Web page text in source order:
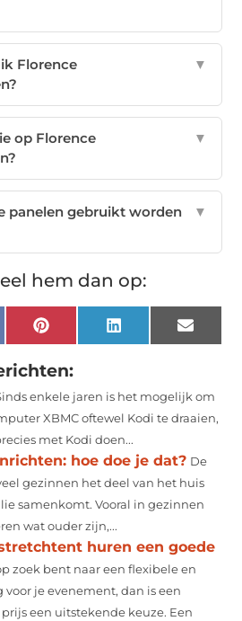
Florence
▼
op Florence
▼
panelen gebruikt worden
▼
hem dan op:
Pinterest LinkedIn Email
enkele jaren is het mogelijk om
XBMC oftewel Kodi te draaien,
met Kodi doen...
hoe doe je dat? De
gezinnen het deel van het huis
samenkomt. Vooral in gezinnen
wat ouder zijn,...
huren een goede
zoek bent naar een flexibele en
voor je evenement, dan is een
een uitstekende keuze. Een